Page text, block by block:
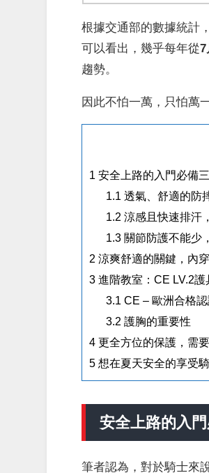
根據交通部的數據統計，
可以看出，幾乎每年從7
趨勢。
因此不怕一萬，只怕萬
1 安全上路的入門必備
1.1 透氣、舒適的防
1.2 涼感且快速排汗
1.3 關節防護不能少
2 涼爽舒適的關鍵，內
3 進階教室：CE LV.2
3.1 CE – 歐洲合格認
3.2 護胸的重要性
4 更全方位的保護，需
5 想在夏天安全的享受
安全上路的入
筆者認為，對於騎士來